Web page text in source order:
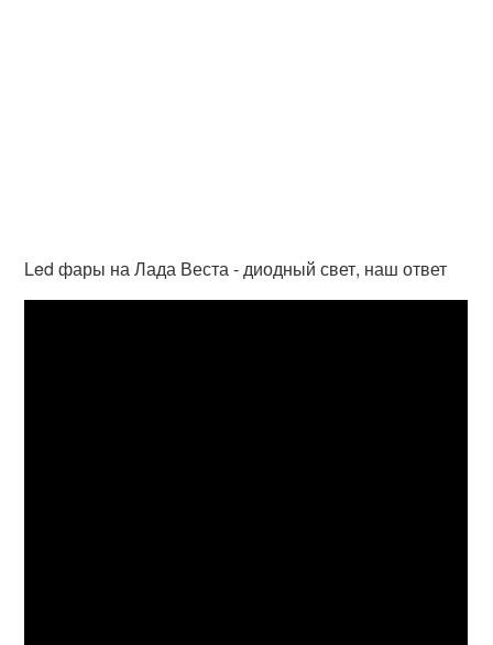
Led фары на Лада Веста - диодный свет, наш ответ